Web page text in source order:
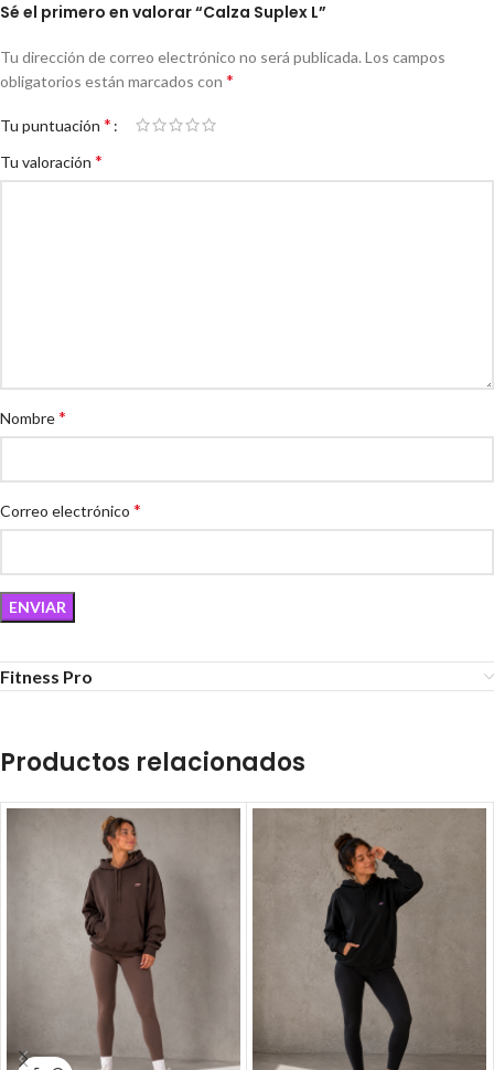
Sé el primero en valorar “Calza Suplex L”
Tu dirección de correo electrónico no será publicada. Los campos
obligatorios están marcados con *
Tu puntuación *
Tu valoración *
Nombre*
Correo electrónico *
Fitness Pro
Productos relacionados